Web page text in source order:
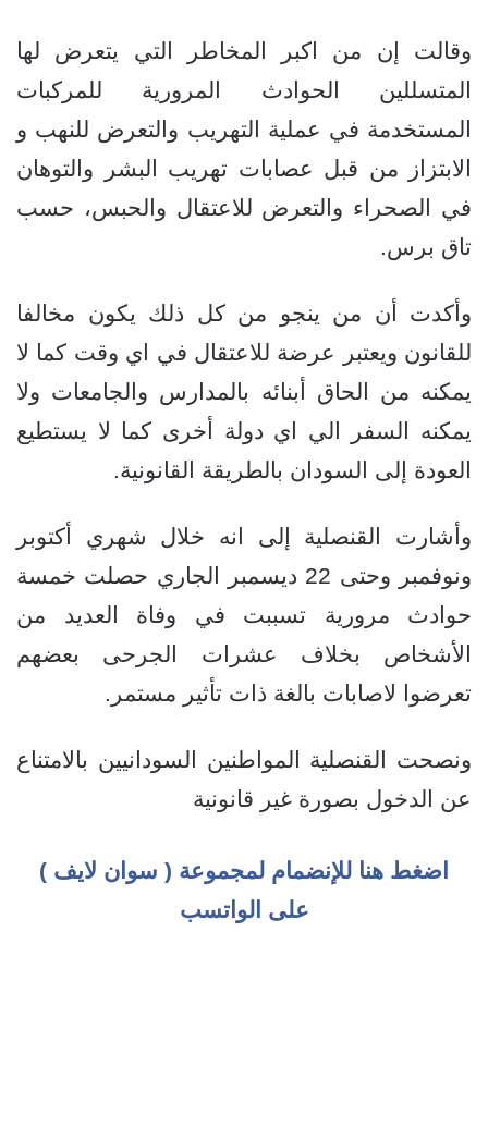
وقالت إن من اكبر المخاطر التي يتعرض لها
المتسللين الحوادث المرورية للمركبات
المستخدمة في عملية التهريب والتعرض للنهب و
الابتزاز من قبل عصابات تهريب البشر والتوهان
في الصحراء والتعرض للاعتقال والحبس، حسب
تاق برس.
وأكدت أن من ينجو من كل ذلك يكون مخالفا
للقانون ويعتبر عرضة للاعتقال في اي وقت كما لا
يمكنه من الحاق أبنائه بالمدارس والجامعات ولا
يمكنه السفر الي اي دولة أخرى كما لا يستطيع
العودة إلى السودان بالطريقة القانونية.
وأشارت القنصلية إلى انه خلال شهري أكتوبر
ونوفمبر وحتى 22 ديسمبر الجاري حصلت خمسة
حوادث مرورية تسببت في وفاة العديد من
الأشخاص بخلاف عشرات الجرحى بعضهم
تعرضوا لاصابات بالغة ذات تأثير مستمر.
ونصحت القنصلية المواطنين السودانيين بالامتناع
عن الدخول بصورة غير قانونية
اضغط هنا للإنضمام لمجموعة ( سوان لايف )
على الواتسب